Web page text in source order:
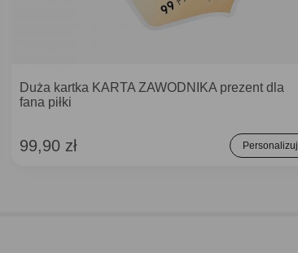
Duża kartka KARTA ZAWODNIKA prezent dla
fana piłki
99,90 zł Personalizuj